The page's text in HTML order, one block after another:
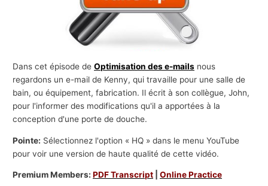
Dans cet épisode deOptimisation des e-mails nous
regardons un e-mail de Kenny, qui travaille pour une salle de
bain, ou équipement, fabrication. Il écrit à son collègue, John,
pour l'informer des modifications qu'il a apportées à la
conception d'une porte de douche.
Pointe: Sélectionnez l'option « HQ » dans le menu YouTube
pour voir une version de haute qualité de cette vidéo.
Premium Members:PDF Transcript |Online Practice